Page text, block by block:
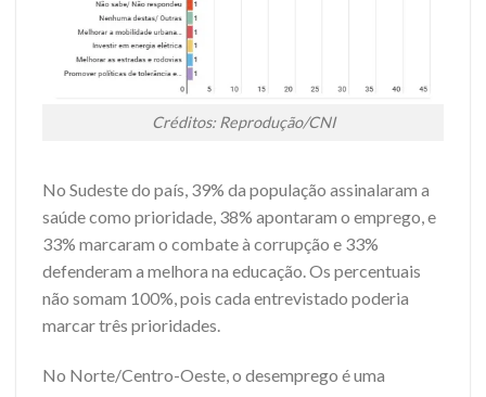
Créditos: Reprodução/CNI
No Sudeste do país, 39% da população assinalaram a
saúde como prioridade, 38% apontaram o emprego, e
33% marcaram o combate à corrupção e 33%
defenderam a melhora na educação. Os percentuais
não somam 100%, pois cada entrevistado poderia
marcar três prioridades.
No Norte/Centro-Oeste, o desemprego é uma